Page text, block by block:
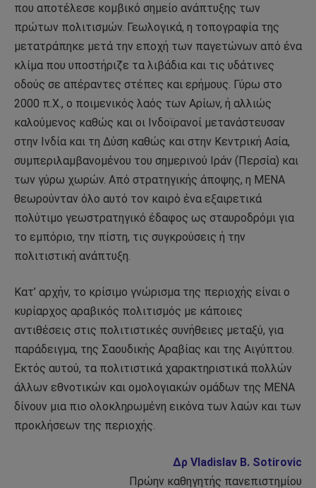
που αποτέλεσε κομβικό σημείο ανάπτυξης των
πρώτων πολιτισμών. Γεωλογικά, η τοπογραφία της
μετατράπηκε μετά την εποχή των παγετώνων από ένα
κλίμα που υποστήριζε τα λιβάδια και τις υδάτινες
οδούς σε απέραντες στέπες και ερήμους. Γύρω στο
2000 π.Χ., ο ποιμενικός λαός των Αρίων, ή αλλιώς
καλούμενος καθώς και οι Ινδοϊρανοί μετανάστευσαν
στην Ινδία και τη Δύση καθώς και στην Κεντρική Ασία,
συμπεριλαμβανομένου του σημερινού Ιράν (Περσία) και
των γύρω χωρών. Από στρατηγικής άποψης, η MENA
θεωρούνταν όλο αυτό τον καιρό ένα εξαιρετικά
πολύτιμο γεωστρατηγικό έδαφος ως σταυροδρόμι για
το εμπόριο, την πίστη, τις συγκρούσεις ή την
πολιτιστική ανάπτυξη.
Κατ’ αρχήν, το κρίσιμο γνώρισμα της περιοχής είναι ο
κυρίαρχος αραβικός πολιτισμός με κάποιες
αντιθέσεις στις πολιτιστικές συνήθειες μεταξύ, για
παράδειγμα, της Σαουδικής Αραβίας και της Αιγύπτου.
Εκτός αυτού, τα πολιτιστικά χαρακτηριστικά πολλών
άλλων εθνοτικών και ομολογιακών ομάδων της MENA
δίνουν μια πιο ολοκληρωμένη εικόνα των λαών και των
προκλήσεων της περιοχής.
Δρ Vladislav B. Sotirovic
Πρώην καθηγητής πανεπιστημίου